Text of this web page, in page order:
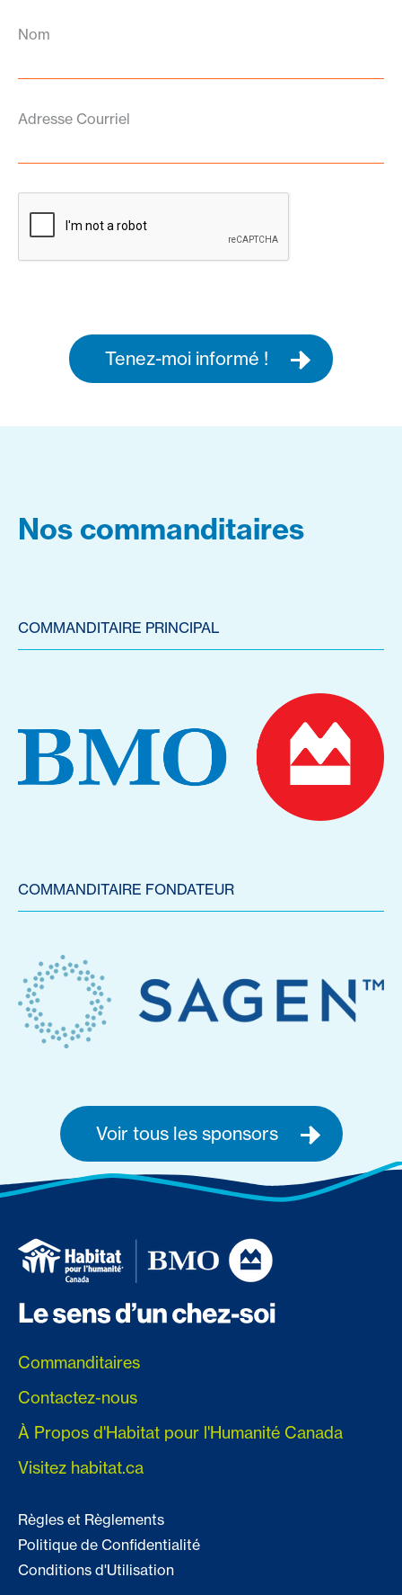
Nom
Adresse Courriel
Tenez-moi informé !
Nos commanditaires
COMMANDITAIRE PRINCIPAL
COMMANDITAIRE FONDATEUR
Voir tous les sponsors
Commanditaires
Contactez-nous
À Propos d'Habitat pour l'Humanité Canada
Visitez habitat.ca
Règles et Règlements
Politique de Confidentialité
Conditions d'Utilisation